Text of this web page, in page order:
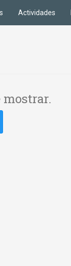
Actividades
mostrar.